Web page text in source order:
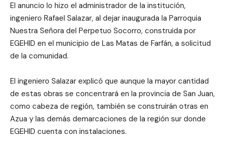
El anuncio lo hizo el administrador de la institución,
ingeniero Rafael Salazar, al dejar inaugurada la Parroquia
Nuestra Señora del Perpetuo Socorro, construida por
EGEHID en el municipio de Las Matas de Farfán, a solicitud
de la comunidad.
El ingeniero Salazar explicó que aunque la mayor cantidad
de estas obras se concentrará en la provincia de San Juan,
como cabeza de región, también se construirán otras en
Azua y las demás demarcaciones de la región sur donde
EGEHID cuenta con instalaciones.